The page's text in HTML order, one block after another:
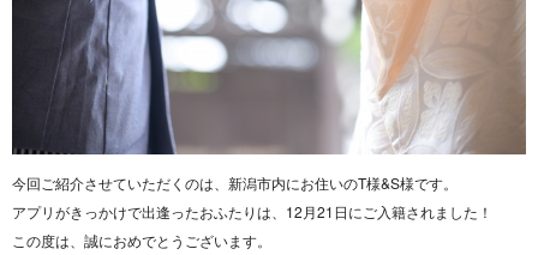
今回ご紹介させていただくのは、新潟市内にお住いのT様&S様です。
アプリがきっかけで出逢ったおふたりは、12月21日にご入籍されました！
この度は、誠におめでとうございます。